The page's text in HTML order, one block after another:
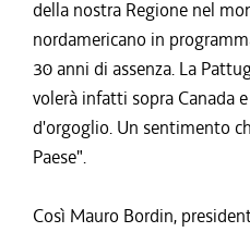
della nostra Regione nel
nordamericano in
30 anni di assenza. La
volerà infatti sopra Canada
d'orgoglio. Un sentimento
Paese".
Così Mauro Bordin,